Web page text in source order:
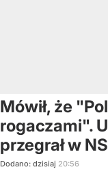
Mówił, że
rogaczami".
przegrał w
Dodano: dzisiaj 20:56